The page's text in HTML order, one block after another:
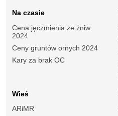
Na czasie
Cena jęczmienia ze żniw
2024
Ceny gruntów ornych 2024
Kary za brak OC
Wieś
ARiMR